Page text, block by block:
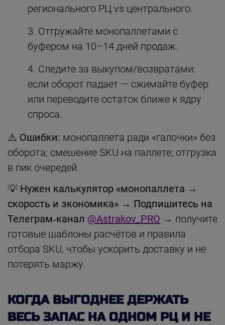
регионального РЦ vs центрального.
Отгружайте монопаллетами с
буфером на 10–14 дней продаж.
Следите за выкупом/возвратами:
если оборот падает — сжимайте буфер
или переводите остаток ближе к ядру
спроса.
⚠️ Ошибки: монопаллета ради «галочки» без
оборота; смешение SKU на паллете; отгрузка
в пик очередей.
💡 Нужен калькулятор «монопаллета →
скорость и экономика» → Подпишитесь на
Телеграм‑канал @Astrakov_PRO → получите
готовые шаблоны расчётов и правила
отбора SKU, чтобы ускорить доставку и не
потерять маржу.
КОГДА ВЫГОДНЕЕ ДЕРЖАТЬ
ВЕСЬ ЗАПАС НА ОДНОМ РЦ И НЕ